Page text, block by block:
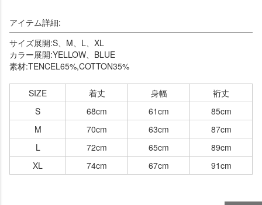
アイテム詳細:
サイズ展開:S、M、L、XL
カラー展開:YELLOW、BLUE
素材:TENCEL65%,COTTON35%
SIZE 着丈 身幅
裄丈
S
68cm 61cm
85cm
M
70cm 63cm
87cm
L
72cm 65cm
89cm
XL
74cm 67cm 91cm